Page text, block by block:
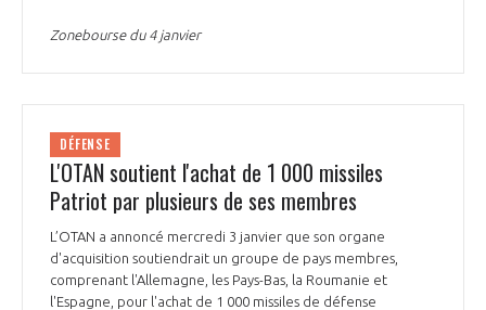
COMPÉTITIVITÉ
EMPLOI & FORMATION
ENVIRONNEMENT
INTERNATIONALISATION
LES PUBLICATIONS
DOCUMENTS & BROCHURES
RAPPORTS D'ACTIVITÉS
Zonebourse du 4 janvier
DÉFENSE
L'OTAN soutient l'achat de 1 000 missiles
Patriot par plusieurs de ses membres
L’OTAN a annoncé mercredi 3 janvier que son organe
d'acquisition soutiendrait un groupe de pays membres,
comprenant l'Allemagne, les Pays-Bas, la Roumanie et
l'Espagne, pour l'achat de 1 000 missiles de défense